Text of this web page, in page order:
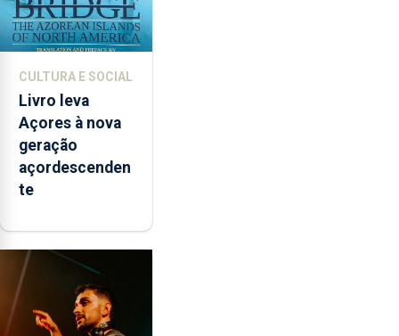
CULTURA E SOCIAL
Livro leva
Açores à nova
geração
açordescenden
te